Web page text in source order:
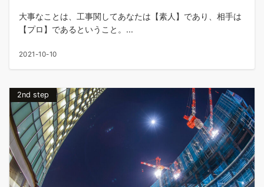
大事なことは、工事関してあなたは【素人】であり、相手は
【プロ】であるということ。...
2021-10-10
2nd step